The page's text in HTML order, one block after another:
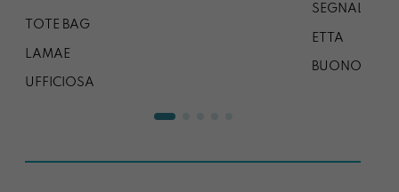
TOTE BAG
LAMAE
UFFICIOSA
SEGNALIBRO
ETTA
BUONO